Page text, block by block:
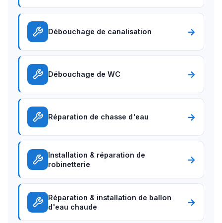
Débouchage de canalisation →
Débouchage de WC →
Réparation de chasse d'eau →
Installation & réparation de
robinetterie
→
Réparation & installation de ballon
d'eau chaude
→